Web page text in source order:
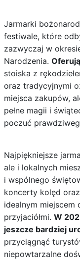
Jarmarki
festiwale, które
zazwyczaj w
Narodzenia.
stoiska z
oraz tradycyjnymi
miejsca zakupów,
pełne magii i
poczuć
Najpiękniejsze
ale i lokalnych
i wspólnego
koncerty kolęd
idealnym miejscem
przyjaciółmi. W
jeszcze bardziej
przyciągnąć
niepowtarzalne